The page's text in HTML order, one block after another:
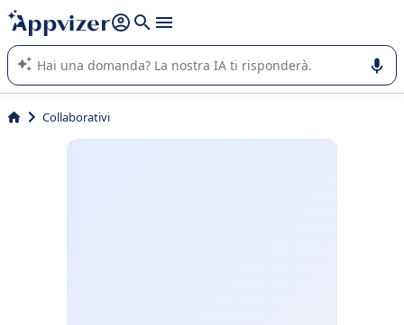
righe con
shift + enter
L'IA di Appvizer vi guida nell'utilizzo o nella scelta di un
software SaaS per la vostra azienda.
Collaborativi